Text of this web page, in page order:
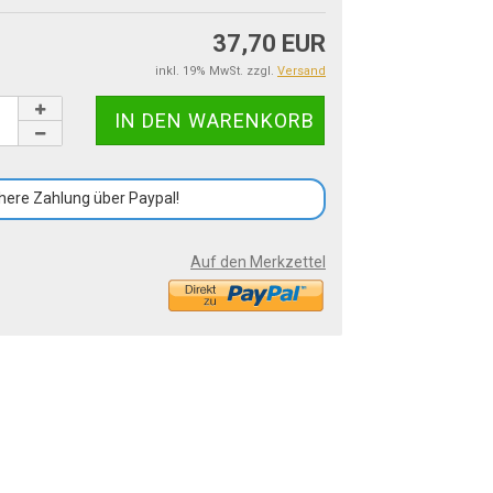
37,70 EUR
inkl. 19% MwSt. zzgl. Versand
Zahlung über Paypal!
Auf den Merkzettel